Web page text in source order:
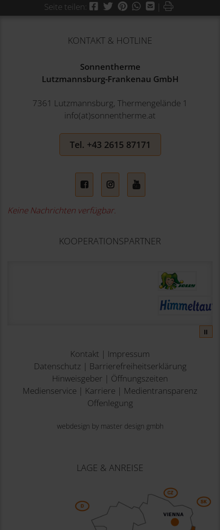
Seite teilen: Facebook
Twitter
PinterestWhatsApp
Mail
| Drucken
KONTAKT & HOTLINE
Sonnentherme
Lutzmannsburg-Frankenau GmbH
7361 Lutzmannsburg, Thermengelände 1
info(at)sonnentherme.at
Tel. +43 2615 87171
FacebookInstagramYouTube
Keine Nachrichten verfügbar.
KOOPERATIONSPARTNER
⏸
Kontakt | Impressum
Datenschutz | Barrierefreiheitserklärung
Hinweisgeber | Öffnungszeiten
Medienservice | Karriere | Medientransparenz
Offenlegung
webdesign by master design gmbh
LAGE & ANREISE